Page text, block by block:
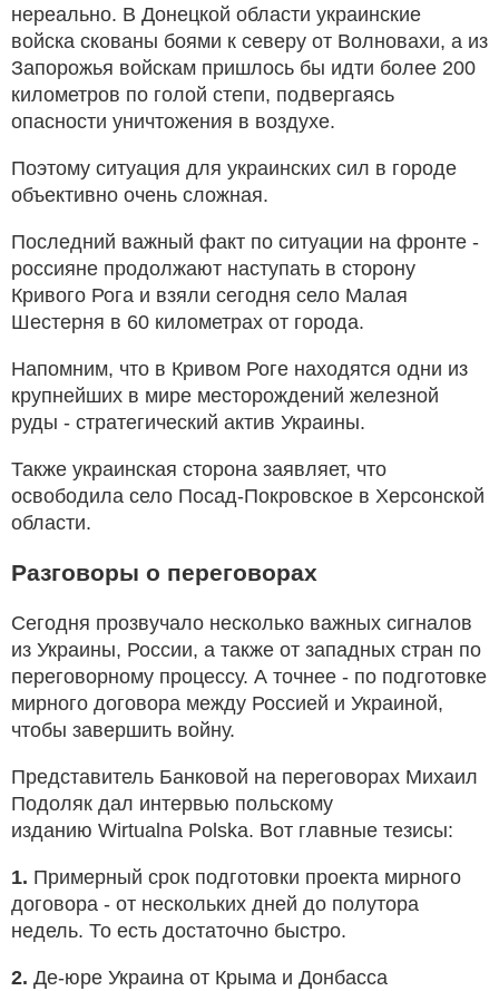
нереально. В Донецкой области украинские
войска скованы боями к северу от Волновахи, а из
Запорожья войскам пришлось бы идти более 200
километров по голой степи, подвергаясь
опасности уничтожения в воздухе.
Поэтому ситуация для украинских сил в городе
объективно очень сложная.
Последний важный факт по ситуации на фронте -
россияне продолжают наступать в сторону
Кривого Рога и взяли сегодня село Малая
Шестерня в 60 километрах от города.
Напомним, что в Кривом Роге находятся одни из
крупнейших в мире месторождений железной
руды - стратегический актив Украины.
Также украинская сторона заявляет, что
освободила село Посад-Покровское в Херсонской
области.
Разговоры о переговорах
Сегодня прозвучало несколько важных сигналов
из Украины, России, а также от западных стран по
переговорному процессу. А точнее - по подготовке
мирного договора между Россией и Украиной,
чтобы завершить войну.
Представитель Банковой на переговорах Михаил
Подоляк дал интервью польскому
изданию Wirtualna Polska. Вот главные тезисы:
1. Примерный срок подготовки проекта мирного
договора - от нескольких дней до полутора
недель. То есть достаточно быстро.
2. Де-юре Украина от Крыма и Донбасса